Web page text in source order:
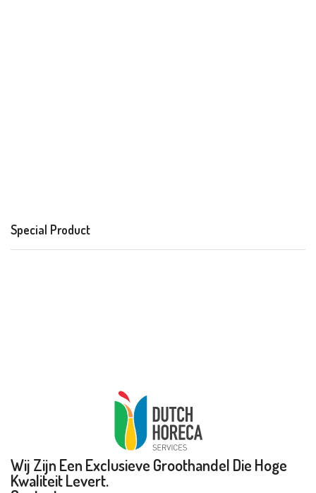
Special Product
Wij Zijn Een Exclusieve Groothandel Die Hoge
Kwaliteit Levert.